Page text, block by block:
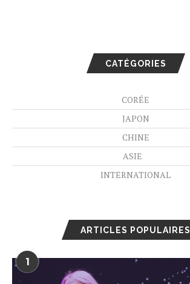
CATÉGORIES
CORÉE
JAPON
CHINE
ASIE
INTERNATIONAL
ARTICLES POPULAIRES
1